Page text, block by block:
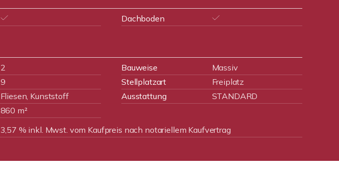
Dachboden
2 Bauweise
Massiv
9 Stellplatzart
Freiplatz
Fliesen, Kunststoff Ausstattung
STANDARD
860 m²
3,57 % inkl. Mwst. vom Kaufpreis nach notariellem Kaufvertrag